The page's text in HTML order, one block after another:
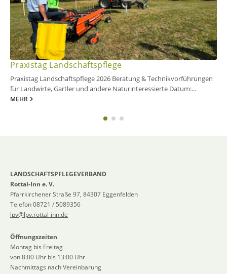
Praxistag Landschaftspflege
Praxistag Landschaftspflege 2026 Beratung & Technikvorführungen
für Landwirte, Gartler und andere Naturinteressierte Datum:...
MEHR
LANDSCHAFTSPFLEGEVERBAND
Rottal-Inn e. V.
Pfarrkirchener Straße 97, 84307 Eggenfelden
Telefon 08721 / 5089356
lpv@lpv.rottal-inn.de
Öffnungszeiten
Montag bis Freitag
von 8:00 Uhr bis 13:00 Uhr
Nachmittags nach Vereinbarung